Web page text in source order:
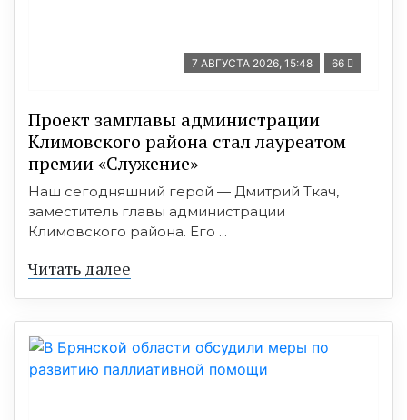
7 АВГУСТА 2026, 15:48 66
Проект замглавы администрации
Климовского района стал лауреатом
премии «Служение»
Наш сегодняшний герой — Дмитрий Ткач,
заместитель главы администрации
Климовского района. Его ...
Читать далее